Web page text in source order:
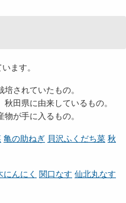
ます。
されていたもの。
田県に由来しているもの。
が手に入るもの。
亀の助ねぎ 貝沢ふくだち菜 秋
にんにく 関口なす 仙北丸なす